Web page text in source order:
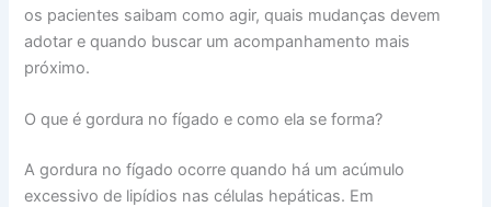
os pacientes saibam como agir, quais mudanças devem
adotar e quando buscar um acompanhamento mais
próximo.
O que é gordura no fígado e como ela se forma?
A gordura no fígado ocorre quando há um acúmulo
excessivo de lipídios nas células hepáticas. Em